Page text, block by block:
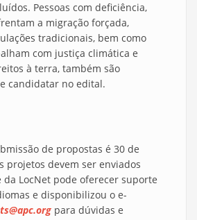
Pessoas com deficiência,
a migração forçada,
tradicionais, bem como
com justiça climática e
à terra, também são
candidatar no edital.
de propostas é 30 de
projetos devem ser enviados
LocNet pode oferecer suporte
e disponibilizou o e-
para dúvidas e